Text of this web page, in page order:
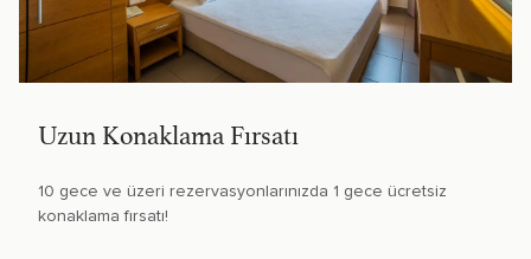
Uzun Konaklama Fırsatı
10 gece ve üzeri rezervasyonlarınızda 1 gece ücretsiz
konaklama fırsatı!